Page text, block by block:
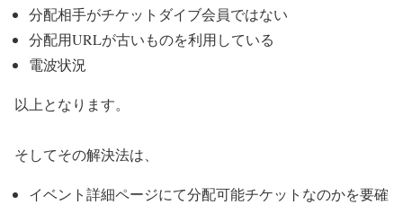
分配相手がチケットダイブ会員ではない
分配用URLが古いものを利用している
電波状況
以上となります。
そしてその解決法は、
イベント詳細ページにて分配可能チケットなのかを要確